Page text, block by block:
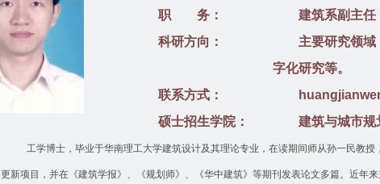
职 务：
建筑系副主任
科研方向：
主要研究领域
字化研究等。
联系方式：
硕士招生学院：
建筑与城市规
工学博士，毕业于华南理工大学建筑设计及其理论专业，在读期间师从孙一民教
更新项目，并在《建筑学报》、《规划师》、《华中建筑》等期刊发表论文多篇。近年